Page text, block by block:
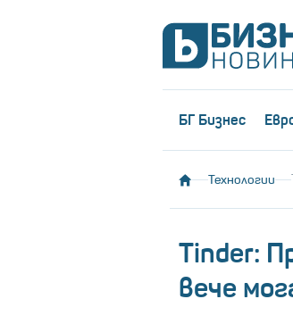
БГ Бизнес
Технологии
Tinder:
вече